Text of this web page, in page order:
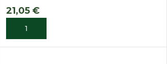
21,05 €
ADICIONAR